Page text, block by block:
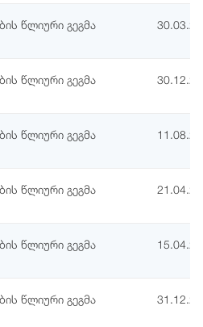
წლიური გეგმა
წლიური გეგმა
წლიური გეგმა
წლიური გეგმა
წლიური გეგმა
წლიური გეგმა